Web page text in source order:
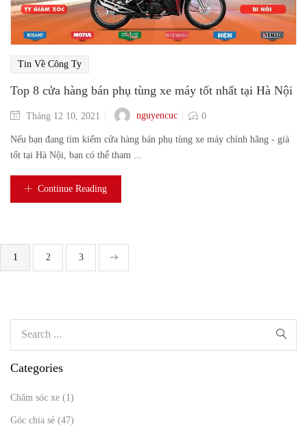
Tin Về Công Ty
Top 8 cửa hàng bán phụ tùng xe máy tốt nhất tại Hà Nội
Tháng 12 10, 2021 nguyencuc 0
Nếu bạn đang tìm kiếm cửa hàng bán phụ tùng xe máy chính hãng - giá
tốt tại Hà Nội, bạn có thể tham ...
Continue Reading
1 2 3
Categories
Chăm sóc xe (1)
Góc chia sẻ (47)